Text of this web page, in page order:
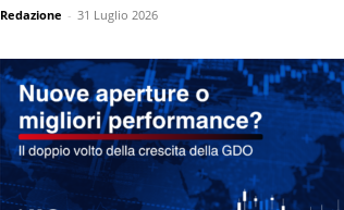
Redazione - 31 Luglio 2026